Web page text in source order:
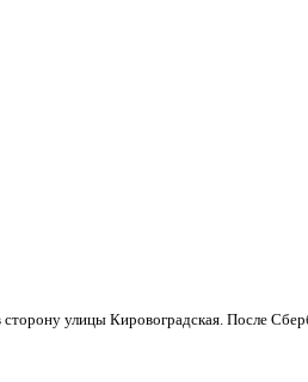
улицы Кировоградская. После